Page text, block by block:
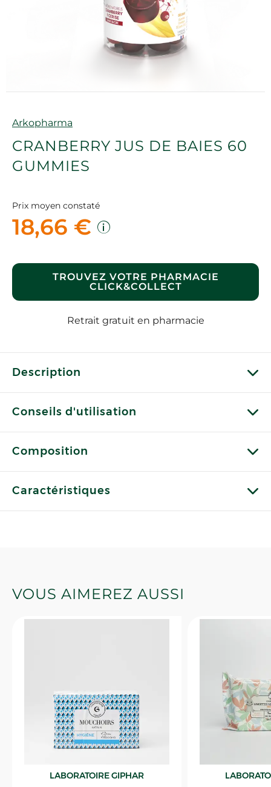
Marque
Arkopharma
CRANBERRY JUS DE BAIES 60
GUMMIES
Prix moyen constaté
18,66 €
TROUVEZ VOTRE PHARMACIE
CLICK&COLLECT
Retrait gratuit en pharmacie
Description
Conseils d'utilisation
Composition
Caractéristiques
VOUS AIMEREZ AUSSI
LABORATOIRE GIPHAR